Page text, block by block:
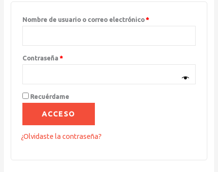
Nombre de usuario o correo electrónico*
Contraseña*
Recuérdame
ACCESO
¿Olvidaste la contraseña?